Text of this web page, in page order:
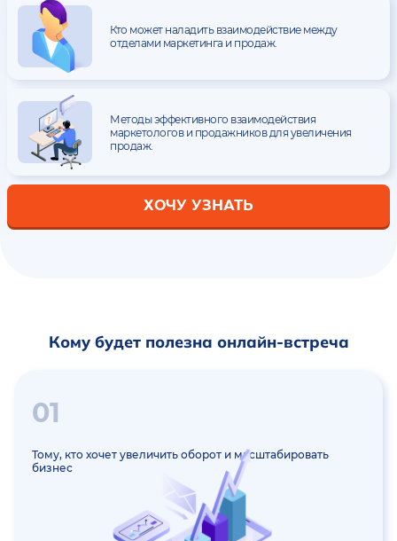
Кто может наладить взаимодействие между
отделами маркетинга и продаж.
Методы эффективного взаимодействия
маркетологов и продажников для увеличения
продаж.
ХОЧУ УЗНАТЬ
Кому будет полезна онлайн-встреча
01
Тому, кто хочет увеличить оборот и масштабировать
бизнес